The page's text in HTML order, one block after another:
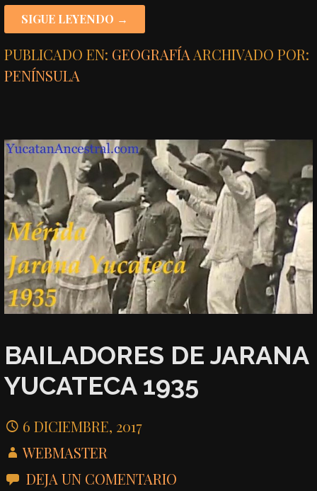
SIGUE LEYENDO →
PUBLICADO EN: GEOGRAFÍA ARCHIVADO POR:
PENÍNSULA
BAILADORES DE JARANA
YUCATECA 1935
6 DICIEMBRE, 2017
WEBMASTER
DEJA UN COMENTARIO